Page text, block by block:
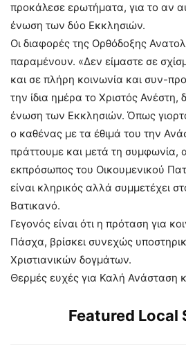
προκάλεσε ερωτήματα, για το αν
ένωση των δύο Εκκλησιών.
Οι διαφορές της Ορθόδοξης
παραμένουν. «Δεν είμαστε σε
και σε πλήρη κοινωνία και συν-
την ίδια ημέρα το Χριστός Ανέστη,
ένωση των Εκκλησιών. Όπως
ο καθένας με τα έθιμά του την
πράττουμε και μετά τη συμφωνία,
εκπρόσωπος του Οικουμενικού
είναι κληρικός αλλά συμμετέχει
Βατικανό.
Γεγονός είναι ότι η πρόταση για
Πάσχα, βρίσκει συνεχώς
Χριστιανικών δογμάτων.
Θερμές ευχές για Καλή Ανάσταση
Featured Local